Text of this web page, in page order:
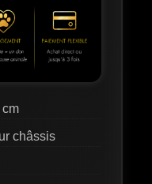
cm
châssis